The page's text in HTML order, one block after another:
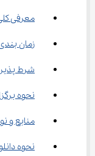
معرفی
زمان
شرط
نحوه
منابع و
نحوه